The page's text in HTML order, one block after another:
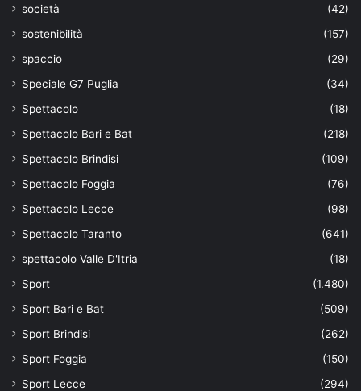
società
(42)
sostenibilità
(157)
spaccio
(29)
Speciale G7 Puglia
(34)
Spettacolo
(18)
Spettacolo Bari e Bat
(218)
Spettacolo Brindisi
(109)
Spettacolo Foggia
(76)
Spettacolo Lecce
(98)
Spettacolo Taranto
(641)
spettacolo Valle D'Itria
(18)
Sport
(1.480)
Sport Bari e Bat
(509)
Sport Brindisi
(262)
Sport Foggia
(150)
Sport Lecce
(294)